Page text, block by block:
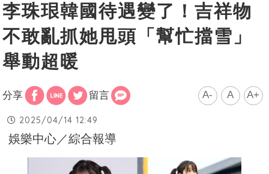
李珠珢韓國待遇變了！吉祥物
不敢亂抓她甩頭「幫忙擋雪」
舉動超暖
分享 留言 A- A A+
2025/04/14 12:49
娛樂中心／綜合報導